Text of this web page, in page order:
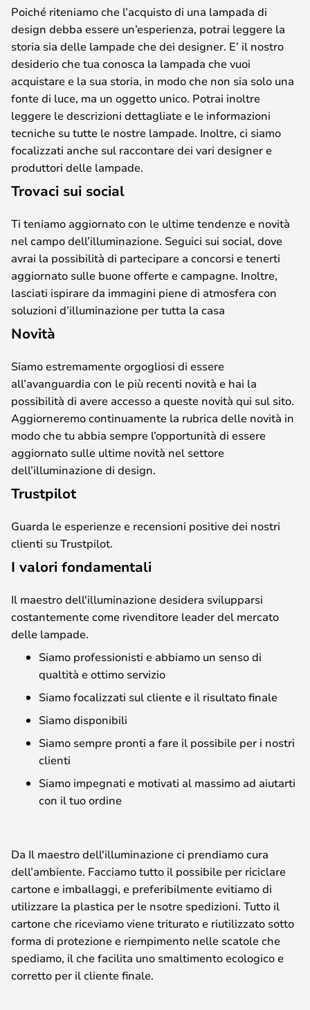
Poiché riteniamo che l’acquisto di una lampada di
design debba essere un’esperienza, potrai leggere la
storia sia delle lampade che dei designer. E’ il nostro
desiderio che tua conosca la lampada che vuoi
acquistare e la sua storia, in modo che non sia solo una
fonte di luce, ma un oggetto unico. Potrai inoltre
leggere le descrizioni dettagliate e le informazioni
tecniche su tutte le nostre lampade. Inoltre, ci siamo
focalizzati anche sul raccontare dei vari designer e
produttori delle lampade.
Trovaci sui social
Ti teniamo aggiornato con le ultime tendenze e novità
nel campo dell’illuminazione. Seguici sui social, dove
avrai la possibilità di partecipare a concorsi e tenerti
aggiornato sulle buone offerte e campagne. Inoltre,
lasciati ispirare da immagini piene di atmosfera con
soluzioni d’illuminazione per tutta la casa
Novità
Siamo estremamente orgogliosi di essere
all’avanguardia con le più recenti novità e hai la
possibilità di avere accesso a queste novità qui sul sito.
Aggiorneremo continuamente la rubrica delle novità in
modo che tu abbia sempre l’opportunità di essere
aggiornato sulle ultime novità nel settore
dell’illuminazione di design.
Trustpilot
Guarda le esperienze e recensioni positive dei nostri
clienti su Trustpilot.
I valori fondamentali
Il maestro dell'illuminazione desidera svilupparsi
costantemente come rivenditore leader del mercato
delle lampade.
Siamo professionisti e abbiamo un senso di
qualtità e ottimo servizio
Siamo focalizzati sul cliente e il risultato finale
Siamo disponibili
Siamo sempre pronti a fare il possibile per i nostri
clienti
Siamo impegnati e motivati al massimo ad aiutarti
con il tuo ordine
Da Il maestro dell'illuminazione ci prendiamo cura
dell’ambiente. Facciamo tutto il possibile per riciclare
cartone e imballaggi, e preferibilmente evitiamo di
utilizzare la plastica per le nsotre spedizioni. Tutto il
cartone che riceviamo viene triturato e riutilizzato sotto
forma di protezione e riempimento nelle scatole che
spediamo, il che facilita uno smaltimento ecologico e
corretto per il cliente finale.